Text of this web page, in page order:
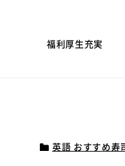
福利厚生充実
英語 おすすめ寿